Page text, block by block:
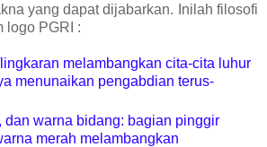
yang dapat dijabarkan. Inilah filosofi
logo PGRI :
melambangkan cita-cita luhur
menunaikan pengabdian terus-
dan warna bidang: bagian pinggir
merah melambangkan